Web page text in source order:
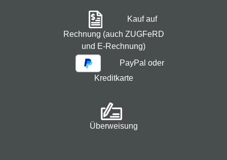
Kauf auf
Rechnung (auch ZUGFeRD
und E-Rechnung)
PayPal oder
Kreditkarte
Überweisung